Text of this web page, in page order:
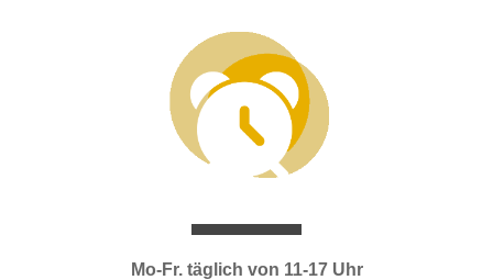
Mo-Fr. täglich von 11-17 Uhr